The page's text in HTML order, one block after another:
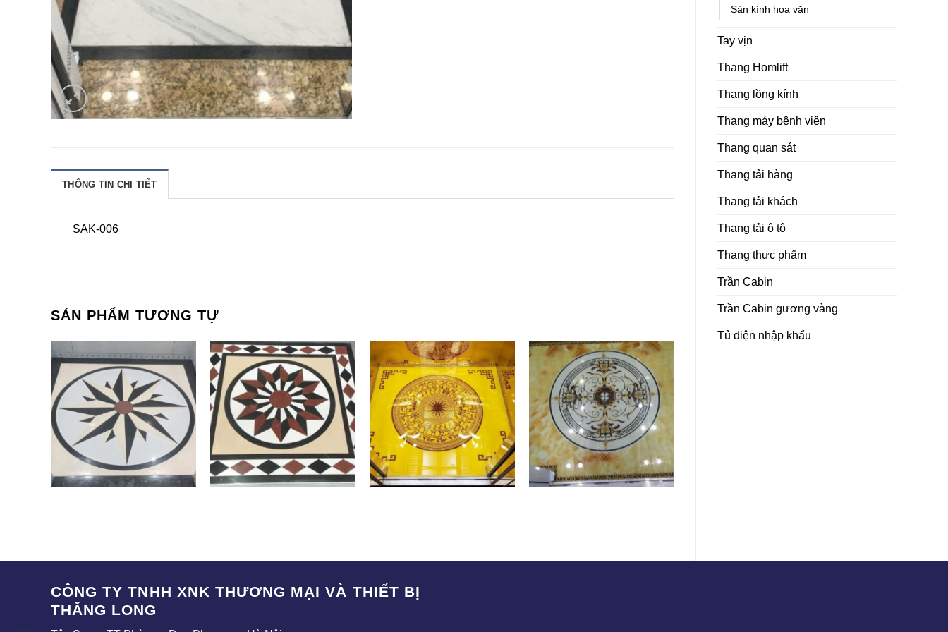
Sàn kính hoa văn
Tay vịn
Thang Homlift
Thang lồng kính
Thang máy bệnh viện
Thang quan sát
Thang tải hàng
Thang tải khách
Thang tải ô tô
Thang thực phẩm
Trần Cabin
Trần Cabin gương vàng
Tủ điện nhập khẩu
THÔNG TIN CHI TIẾT
SAK-006
SẢN PHẨM TƯƠNG TỰ
CÔNG TY TNHH XNK THƯƠNG MẠI VÀ THIẾT BỊ
THĂNG LONG